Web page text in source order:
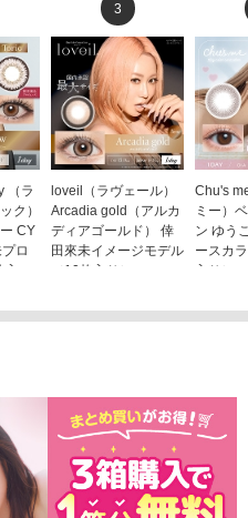
（ラ
ク）
CY
ロ
3
loveil（ラヴェール）
Arcadia gold（アルカ
ディアゴールド） 倖
田來未イメージモデル
（10枚入り）
Chu's
ミー）
ン ゆう
ースカ
入り）